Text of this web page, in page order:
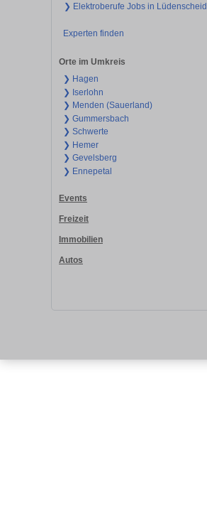
❯ Elektroberufe Jobs in Lüdenscheid
Experten finden
Orte im Umkreis
❯ Hagen
❯ Iserlohn
❯ Menden (Sauerland)
❯ Gummersbach
❯ Schwerte
❯ Hemer
❯ Gevelsberg
❯ Ennepetal
Events
Freizeit
Immobilien
Autos